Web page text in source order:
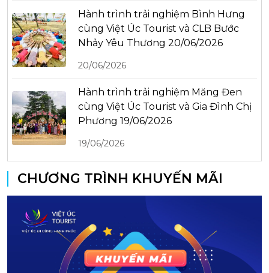
Hành trình trải nghiệm Bình Hưng
cùng Việt Úc Tourist và CLB Bước
Nhảy Yêu Thương 20/06/2026
20/06/2026
Hành trình trải nghiệm Măng Đen
cùng Việt Úc Tourist và Gia Đình Chị
Phương 19/06/2026
19/06/2026
CHƯƠNG TRÌNH KHUYẾN MÃI